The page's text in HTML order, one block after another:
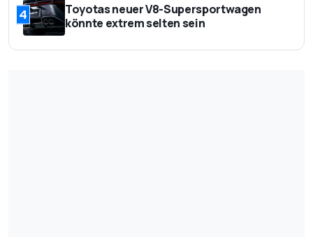
4
Toyotas neuer V8-Supersportwagen
könnte extrem selten sein